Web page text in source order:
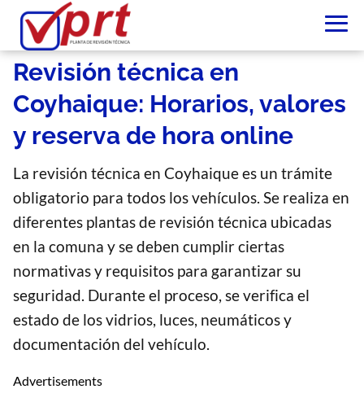
Revisión técnica en
Coyhaique: Horarios, valores
y reserva de hora online
La revisión técnica en Coyhaique es un trámite
obligatorio para todos los vehículos. Se realiza en
diferentes plantas de revisión técnica ubicadas
en la comuna y se deben cumplir ciertas
normativas y requisitos para garantizar su
seguridad. Durante el proceso, se verifica el
estado de los vidrios, luces, neumáticos y
documentación del vehículo.
Advertisements